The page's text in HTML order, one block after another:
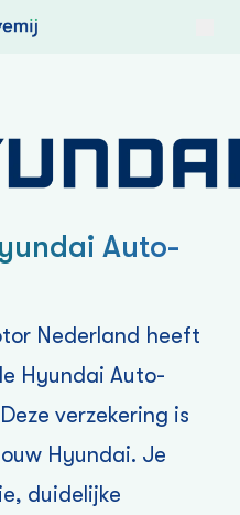
Auto­
Nederland heeft
Hyundai Auto­
verzekering is
Hyundai. Je
duidelijke